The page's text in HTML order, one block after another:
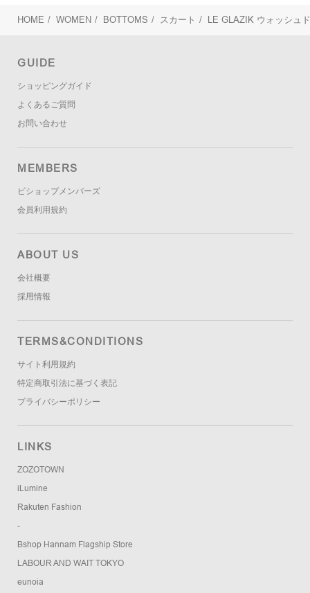
HOME / WOMEN / BOTTOMS / スカート / LE GLAZIK ウォッシュ
GUIDE
ショッピングガイド
よくあるご質問
お問い合わせ
MEMBERS
ビショップメンバーズ
会員利用規約
ABOUT US
会社概要
採用情報
TERMS&CONDITIONS
サイト利用規約
特定商取引法に基づく表記
プライバシーポリシー
LINKS
ZOZOTOWN
iLumine
Rakuten Fashion
-
Bshop Hannam Flagship Store
LABOUR AND WAIT TOKYO
eunoia